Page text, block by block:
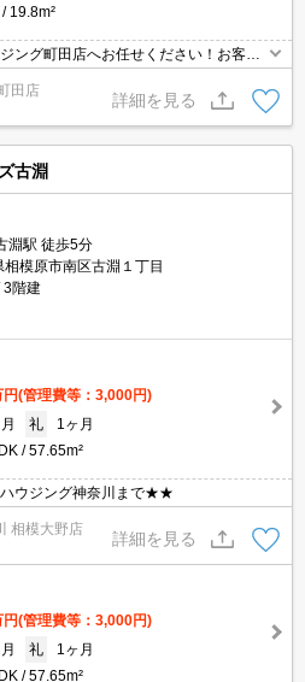
19.8m²
ング町田店へお任せください！お客様
をご紹介可能です！！お引越しのプロ
だきます！！★
田店
詳細を見る
古淵
淵駅 徒歩5分
相模原市南区古淵１丁目
3階建
円(管理費等：3,000円)
礼
1ヶ月
57.65m²
ウジング神奈川まで★★
相模大野店
詳細を見る
円(管理費等：3,000円)
礼
1ヶ月
57.65m²